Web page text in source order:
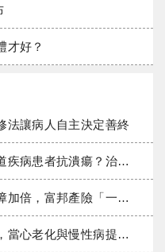
才好？
法讓病人自主決定善終
治療進展與健保給付困境一次看
逐夢」專案加碼遠距醫療與緊急救援
老化與慢性病提早報到